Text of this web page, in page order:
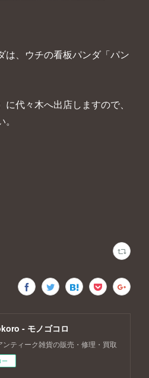
は、ウチの看板パンダ「パン
代々木へ出店しますので、
- モノゴコロ
ンティーク雑貨の販売・修理・買取
ー